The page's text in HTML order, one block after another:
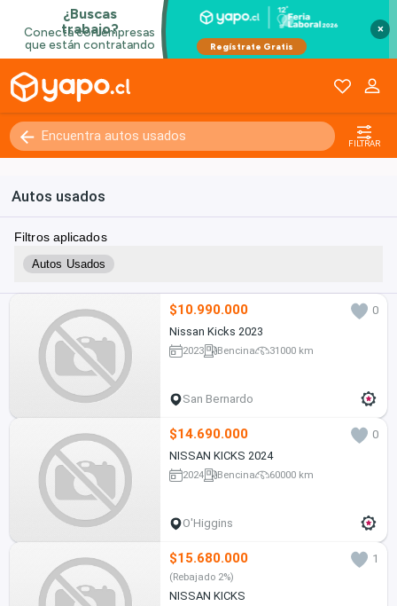
×
FILTRAR
Autos usados
Filtros aplicados
Autos Usados
$10.990.000
0
Nissan Kicks 2023
2023 Bencina 31000 km
San Bernardo
$14.690.000
0
NISSAN KICKS 2024
2024 Bencina 60000 km
O'Higgins
$15.680.000 1
(Rebajado 2%)
NISSAN KICKS